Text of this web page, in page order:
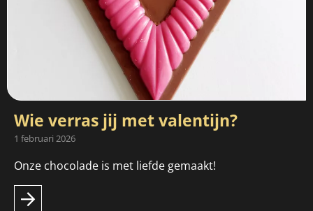
Wie verras jij met valentijn?
1 februari 2026
Onze chocolade is met liefde gemaakt!